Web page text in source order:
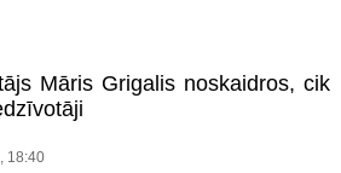
Māris Grigalis noskaidros, cik
18:40